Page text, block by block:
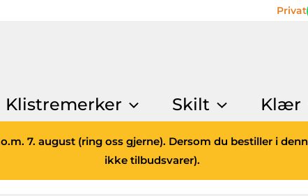
Privat
Klistremerker Skilt Klær
7. august (ring oss gjerne). Dersom du bestiller i
ikke tilbudsvarer).